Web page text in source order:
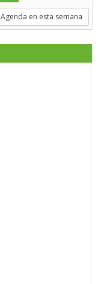
Agenda en esta semana